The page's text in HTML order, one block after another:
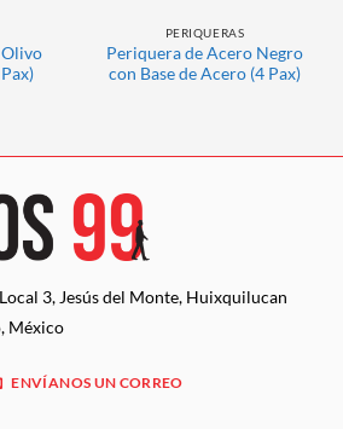
PERIQUERAS
Periquera de Acero Negro
con Base de Acero (4 Pax)
3, Jesús del Monte, Huixquilucan
México
ENVÍANOS UN CORREO